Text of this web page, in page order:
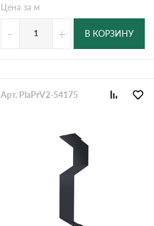
Цена за м
- + В КОРЗИНУ
Арт. PlaPrV2-54175